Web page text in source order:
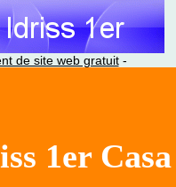
de site web gratuit-
1er Casa